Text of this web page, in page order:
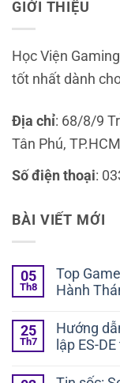
GIỚI THIỆU
Học Viện
tốt nhất dành
Địa chỉ: 68/8/9
Tân Phú, TP.HCM
Số điện thoại:
BÀI VIẾT MỚI
05
Th8
Top
Hành
25
Th7
Hướng
lập ES-